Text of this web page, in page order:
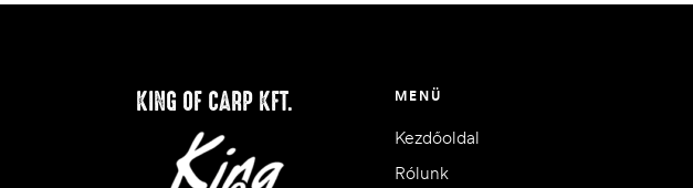
KING OF CARP KFT. MENÜ
Kezdőoldal
Rólunk